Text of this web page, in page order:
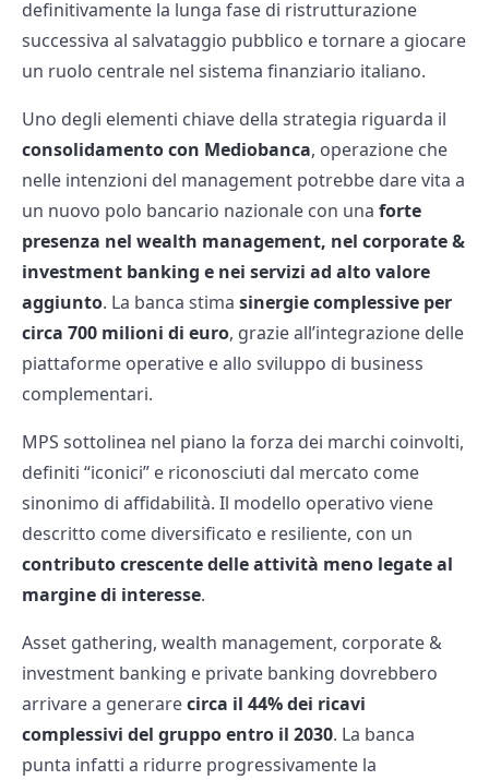
definitivamente la lunga fase di ristrutturazione
successiva al salvataggio pubblico e tornare a giocare
un ruolo centrale nel sistema finanziario italiano.
Uno degli elementi chiave della strategia riguarda il
consolidamento con Mediobanca, operazione che
nelle intenzioni del management potrebbe dare vita a
un nuovo polo bancario nazionale con una forte
presenza nel wealth management, nel corporate &
investment banking e nei servizi ad alto valore
aggiunto. La banca stima sinergie complessive per
circa 700 milioni di euro, grazie all’integrazione delle
piattaforme operative e allo sviluppo di business
complementari.
MPS sottolinea nel piano la forza dei marchi coinvolti,
definiti “iconici” e riconosciuti dal mercato come
sinonimo di affidabilità. Il modello operativo viene
descritto come diversificato e resiliente, con un
contributo crescente delle attività meno legate al
margine di interesse.
Asset gathering, wealth management, corporate &
investment banking e private banking dovrebbero
arrivare a generarecirca il 44% dei ricavi
complessivi del gruppo entro il 2030. La banca
punta infatti a ridurre progressivamente la